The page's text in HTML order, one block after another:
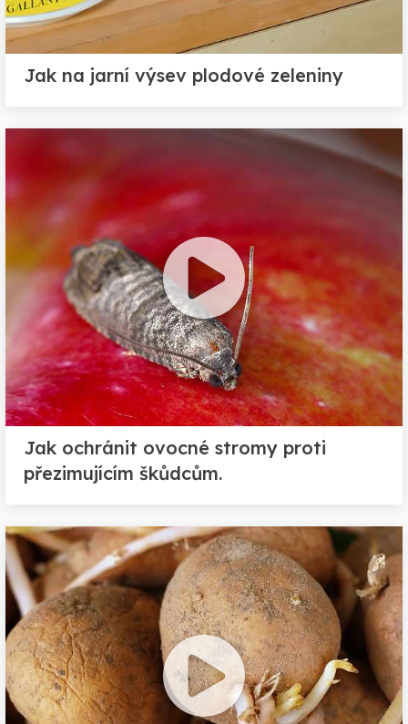
Jak na jarní výsev plodové zeleniny
Jak ochránit ovocné stromy proti
přezimujícím škůdcům.